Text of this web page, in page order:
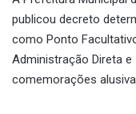
publicou decreto
como Ponto
Administração Direta
comemorações